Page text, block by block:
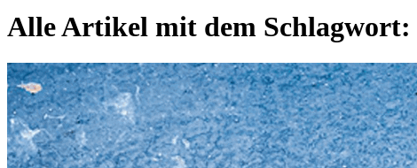
Alle Artikel mit dem Schlagwort: